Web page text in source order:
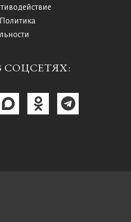
Политика
СОЦСЕТЯХ: